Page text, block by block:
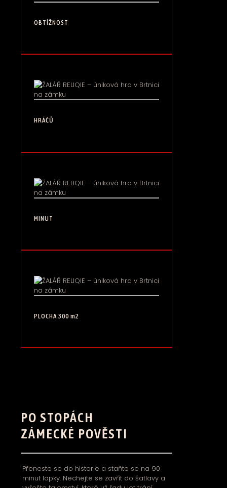
OBTÍŽNOST
HRÁČŮ
MINUT
PLOCHA 300 m2
PO STOPÁCH
ZÁMECKÉ POVĚSTI
Přeneste se do historie a staňte se na 90
minut lapky. Nechejte se zavřít do šatlavy a